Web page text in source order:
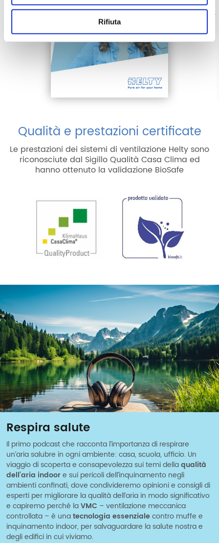
Rifiuta
Qualità e prestazioni certificate
Le prestazioni dei sistemi di ventilazione Helty sono
riconosciute dal Sigillo Qualità Casa Clima ed
hanno ottenuto la validazione BioSafe
Respira salute
Il primo podcast che racconta l’importanza di respirare
un’aria salubre in ogni ambiente: casa, scuola, ufficio. Un
viaggio di scoperta e consapevolezza sui temi dellaqualità
dell’aria indoore sui pericoli dell’inquinamento negli
ambienti confinati, dove condivideremo opinioni e consigli di
esperti per migliorare la qualità dell’aria in modo significativo
e capiremo perché laVMC – ventilazione meccanica
controllata – è unatecnologia essenzialecontro muffe e
inquinamento indoor, per salvaguardare la salute nostra e
degli edifici in cui viviamo.